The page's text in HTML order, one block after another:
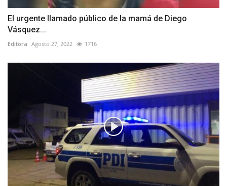
El urgente llamado público de la mamá de Diego
Vásquez...
Editora Agosto 27, 2022 1716